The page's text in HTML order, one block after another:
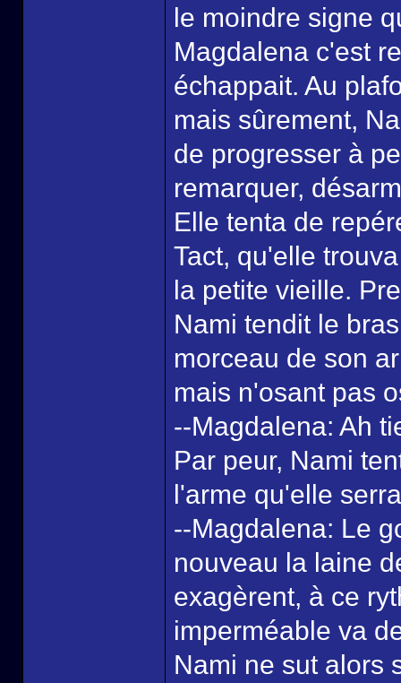
le moindre signe
Magdalena c'est
échappait. Au
mais sûrement,
de progresser à
remarquer,
Elle tenta de
Tact, qu'elle
la petite vieille.
Nami tendit le
morceau de son
mais n'osant pas
--Magdalena: Ah
Par peur, Nami
l'arme qu'elle
--Magdalena: Le
nouveau la laine
exagèrent, à ce
imperméable va
Nami ne sut alors